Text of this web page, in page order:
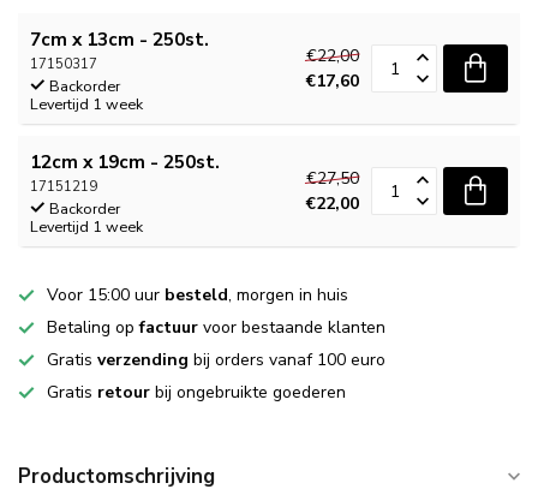
7cm x 13cm - 250st.
17150317
Backorder
Levertijd 1 week
€22,00
€17,60
12cm x 19cm - 250st.
17151219
Backorder
Levertijd 1 week
€27,50
€22,00
Voor 15:00 uur besteld, morgen in huis
Betaling opfactuur voor bestaande klanten
Gratis verzending bij orders vanaf 100 euro
Gratis retour bij ongebruikte goederen
Productomschrijving